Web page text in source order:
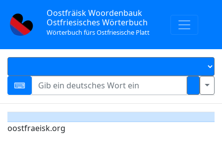
Oostfräisk Woordenbauk
Ostfriesisches Wörterbuch
Wörterbuch fürs Ostfriesische Platt
oostfraeisk.org